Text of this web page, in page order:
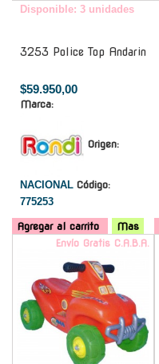
Disponible: 3 unidades
3253 Police Top Andarin
$59.950,00
Marca:
Origen:
NACIONAL Código:
775253
Agregar al carrito Mas
Envío Gratis C.A.B.A.